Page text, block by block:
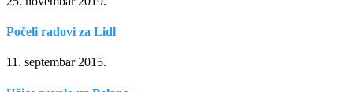
Počeli radovi za Lidl
11. septembar 2015.